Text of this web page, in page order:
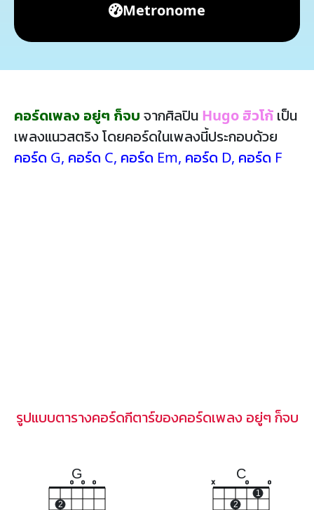
Metronome
คอร์ดเพลง อยู่ๆ ก็จบ จากศิลปิน Hugo ฮิวโก้ เป็น
เพลงแนวสตริง โดยคอร์ดในเพลงนี้ประกอบด้วย
คอร์ด G, คอร์ด C, คอร์ด Em, คอร์ด D, คอร์ด F
รูปแบบตารางคอร์ดกีตาร์ของคอร์ดเพลง อยู่ๆ ก็จบ
G
2
o o o
C
x
2
o
1
o